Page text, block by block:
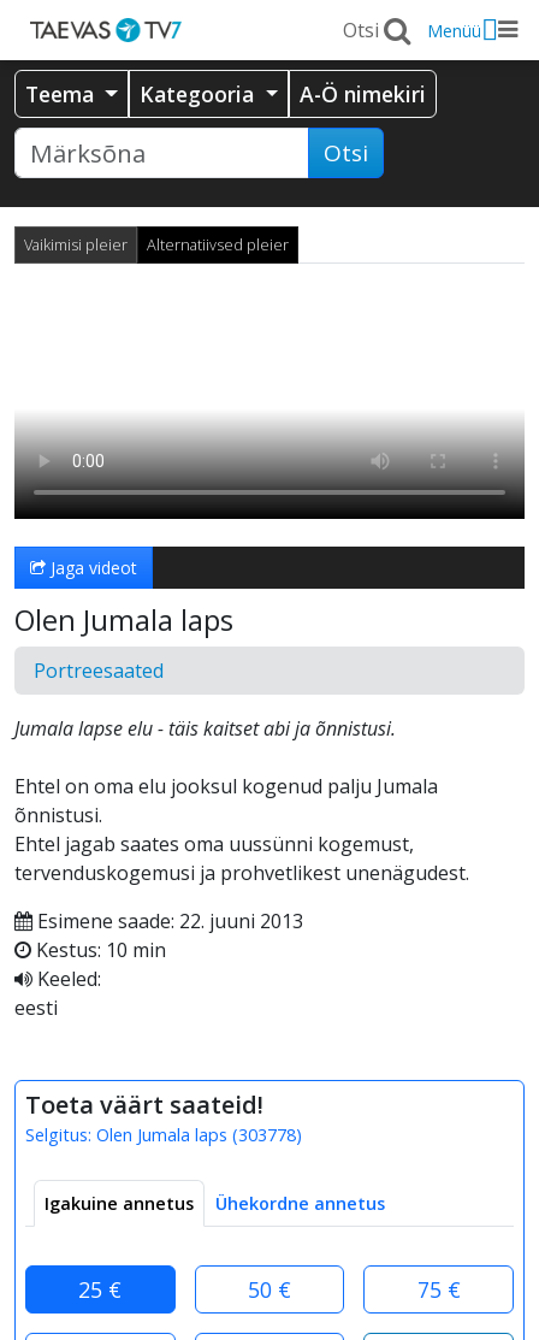
Menüü
Teema Kategooria A-Ö nimekiri
Otsi
Vaikimisi pleier Alternatiivsed pleier
Jaga videot
Olen Jumala laps
Portreesaated
Jumala lapse elu - täis kaitset abi ja õnnistusi.
Ehtel on oma elu jooksul kogenud palju Jumala
õnnistusi.
Ehtel jagab saates oma uussünni kogemust,
tervenduskogemusi ja prohvetlikest unenägudest.
Esimene saade: 22. juuni 2013
Kestus: 10 min
Keeled:
eesti
Toeta väärt saateid!
Selgitus: Olen Jumala laps (303778)
Igakuine annetus Ühekordne annetus
25 € 50 € 75 €